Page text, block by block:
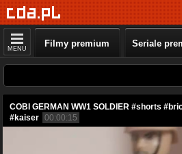
MENU Filmy premium Seriale
COBI GERMAN WW1 SOLDIER #shorts
#kaiser 00:00:15